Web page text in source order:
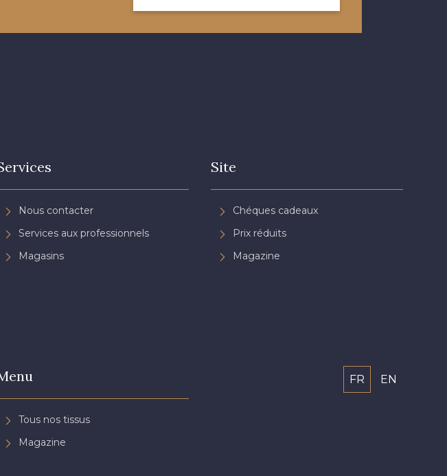
Nous contacter
Services aux professionnels
Magasins
Site
Chéques cadeaux
Prix réduits
Magazine
Tous nos tissus
Magazine
FR EN